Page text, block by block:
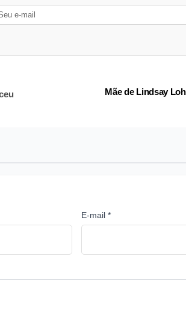
Mãe de Lindsay
E-mail *